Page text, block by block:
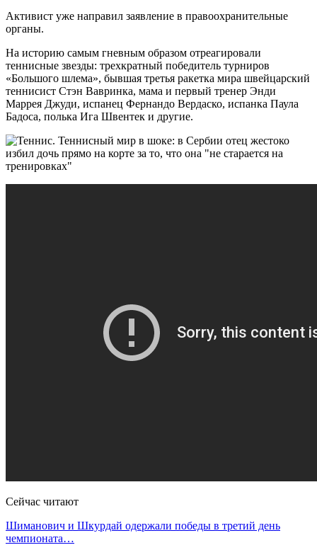
Активист уже направил заявление в правоохранительные
органы.
На историю самым гневным образом отреагировали
теннисные звезды: трехкратный победитель турниров
«Большого шлема», бывшая третья ракетка мира швейцарский
теннисист Стэн Вавринка, мама и первый тренер Энди
Маррея Джуди, испанец Фернандо Вердаско, испанка Паула
Бадоса, полька Ига Швентек и другие.
Сейчас читают
Шиманович и Шкурдай одержали победы в третий день
чемпионата…